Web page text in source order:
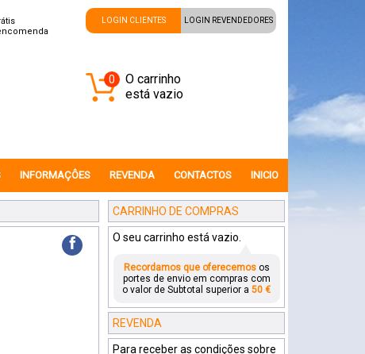
LOGIN CLIENTES LOGIN REVENDEDORES
0
O carrinho
está vazio
INFORMAÇÔES REVENDA CONTACTOS INICIO
f
CARRINHO DE COMPRAS
O seu carrinho está vazio.
Recordamos que oferecemosos
portes de envio em compras com
o valor de Subtotal superior a 50 €
REVENDA
Para receber as condições sobre